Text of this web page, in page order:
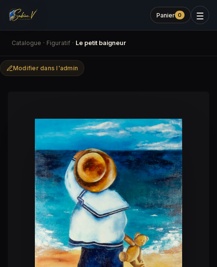
Panier 0
Catalogue · Figuratif · Le petit baigneur
Modifier dans l'admin